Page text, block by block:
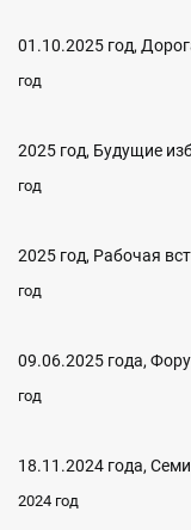
01.10.2025 год,
год
2025 год, Будущие
год
2025 год, Рабочая
год
09.06.2025 года,
год
18.11.2024 года,
2024 год